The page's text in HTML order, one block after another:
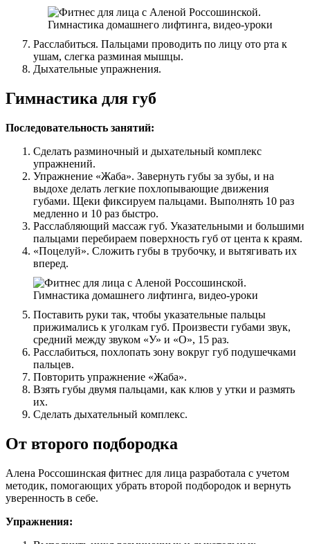
Расслабиться. Пальцами проводить по лицу ото рта к
ушам, слегка разминая мышцы.
Дыхательные упражнения.
Гимнастика для губ
Последовательность занятий:
Сделать разминочный и дыхательный комплекс
упражнений.
Упражнение «Жаба». Завернуть губы за зубы, и на
выдохе делать легкие похлопывающие движения
губами. Щеки фиксируем пальцами. Выполнять 10 раз
медленно и 10 раз быстро.
Расслабляющий массаж губ. Указательными и большими
пальцами перебираем поверхность губ от цента к краям.
«Поцелуй». Сложить губы в трубочку, и вытягивать их
вперед.
Поставить руки так, чтобы указательные пальцы
прижимались к уголкам губ. Произвести губами звук,
средний между звуком «У» и «О», 15 раз.
Расслабиться, похлопать зону вокруг губ подушечками
пальцев.
Повторить упражнение «Жаба».
Взять губы двумя пальцами, как клюв у утки и размять
их.
Сделать дыхательный комплекс.
От второго подбородка
Алена Россошинская фитнес для лица разработала с учетом
методик, помогающих убрать второй подбородок и вернуть
уверенность в себе.
Упражнения: